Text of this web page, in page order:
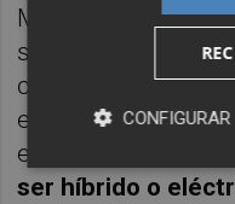
Más allá del caso
subraya el posible
compartido:
en calle y, por
espacio público. «
ser híbrido o
CONFIGURAR